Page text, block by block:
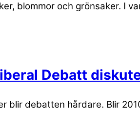
blommor och grönsaker. I
Debatt
blir debatten hårdare. Blir